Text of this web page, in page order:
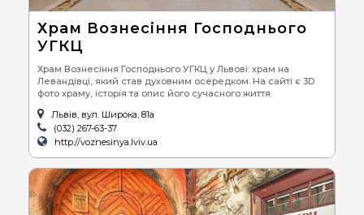
Храм Вознесіння Господнього
УГКЦ
Храм Вознесіння Господнього УГКЦ у Львові: храм на
Левандівці, який став духовним осередком. На сайті є 3D
фото храму, історія та опис його сучасного життя.
Львів, вул. Широка, 81а
(032) 267-63-37
http://voznesinya.lviv.ua